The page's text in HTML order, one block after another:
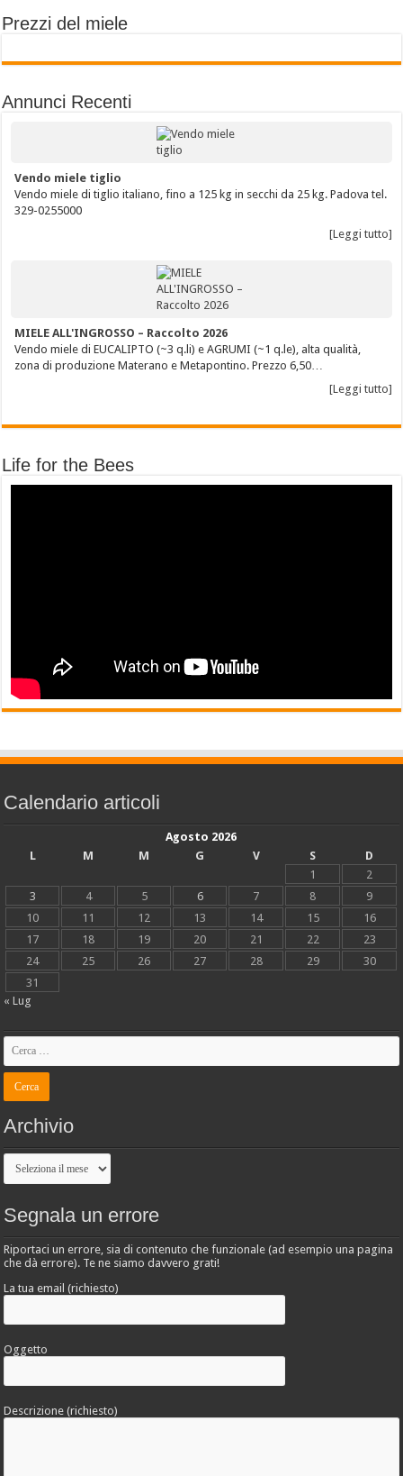
Prezzi del miele
Annunci Recenti
Vendo miele tiglio
Vendo miele di tiglio italiano, fino a 125 kg in secchi da 25 kg. Padova tel.
329-0255000
[Leggi tutto]
MIELE ALL'INGROSSO – Raccolto 2026
Vendo miele di EUCALIPTO (~3 q.li) e AGRUMI (~1 q.le), alta qualità,
zona di produzione Materano e Metapontino. Prezzo 6,50…
[Leggi tutto]
Life for the Bees
Calendario articoli
Agosto 2026
L
M M G V S
D
1
2
3
4 5 6 7 8
9
10
11 12 13 14 15
16
17
18 19 20 21 22
23
24
25 26 27 28 29
30
31
« Lug
Archivio
Archivio
Segnala un errore
Riportaci un errore, sia di contenuto che funzionale (ad esempio una pagina
che dà errore). Te ne siamo davvero grati!
La tua email (richiesto)
Oggetto
Descrizione (richiesto)